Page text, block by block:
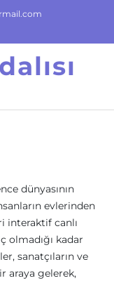
dünyasının
evlerinden
interaktif canlı
olmadığı kadar
sanatçıların ve
araya gelerek,